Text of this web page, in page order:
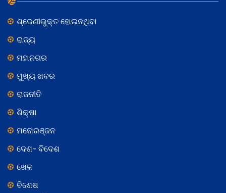
ଶ୍ରେଣୀଭୁକ୍ତ ହୋଇନଥିବା
ରାଜ୍ୟ
ମହାନଗର
ମୁଖ୍ୟ ଖବର
ରାଜନୀତି
ଶିକ୍ଷା
ମନୋରଞ୍ଜନ
ଦେଶ- ବିଦେଶ
ଖେଳ
ବିଶେଷ